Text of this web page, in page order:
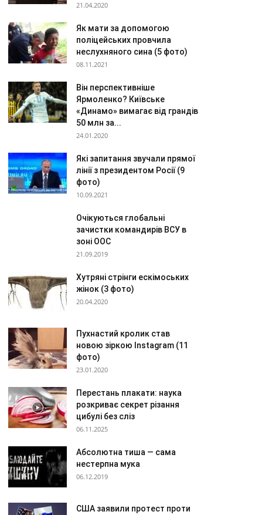
21.04.2020
Як мати за допомогою
поліцейських провчила
неслухняного сина (5 фото)
08.11.2021
Він перспективніше
Ярмоленко? Київське
«Динамо» вимагає від грандів
50 млн за...
24.01.2020
Які запитання звучали прямої
лінії з президентом Росії (9
фото)
10.09.2021
Очікуються глобальні
зачистки командирів ВСУ в
зоні ООС
21.09.2019
Хутряні стрінги ескімоських
жінок (3 фото)
20.04.2020
Пухнастий кролик став
новою зіркою Instagram (11
фото)
23.01.2020
Перестань плакати: наука
розкриває секрет різання
цибулі без сліз
06.11.2025
Абсолютна тиша — сама
нестерпна мука
06.12.2019
США заявили протест проти